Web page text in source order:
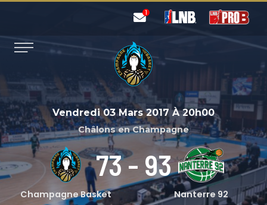
Vendredi 03 Mars 2017 À 20h00
Châlons en Champagne
Champagne Basket
73- 93
Nanterre 92